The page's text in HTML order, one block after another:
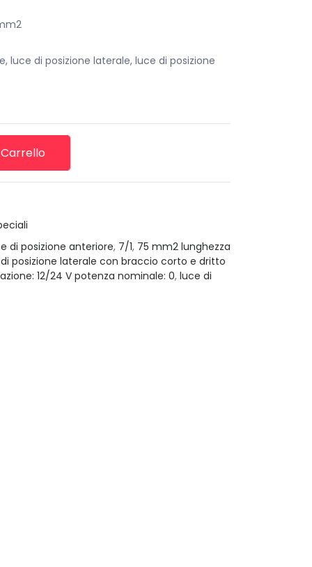
luce di posizione laterale, luce di posizione
di posizione anteriore, 7/1, 75 mm2 lunghezza
posizione laterale con braccio corto e dritto
12/24 V potenza nominale: 0, luce di